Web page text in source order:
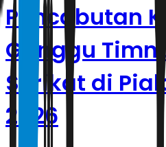
Pencabutan
Ganggu
Serikat di
2026